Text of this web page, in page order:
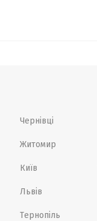
Чернівці
Житомир
Київ
Львів
Тернопіль